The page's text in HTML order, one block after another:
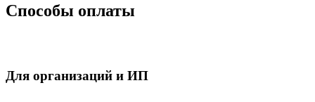
Способы оплаты
Для организаций и ИП